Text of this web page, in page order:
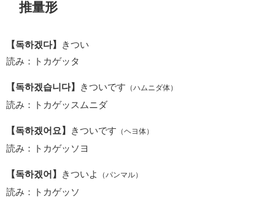
推量形
【독하겠다】
きつい
読み：トカゲッタ
【독하겠습니다】 きついです （ハムニダ体）
読み：トカゲッスムニダ
【독하겠어요】 きついです （ヘヨ体）
読み：トカゲッソヨ
【독하겠어】 きついよ （パンマル）
読み：トカゲッソ